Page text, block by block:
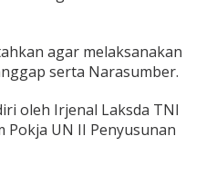
agar melaksanakan
serta Narasumber.
oleh Irjenal Laksda TNI
Pokja UN II Penyusunan